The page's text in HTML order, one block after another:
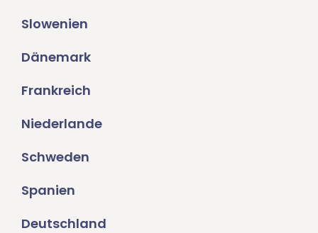
Slowenien
Dänemark
Frankreich
Niederlande
Schweden
Spanien
Deutschland